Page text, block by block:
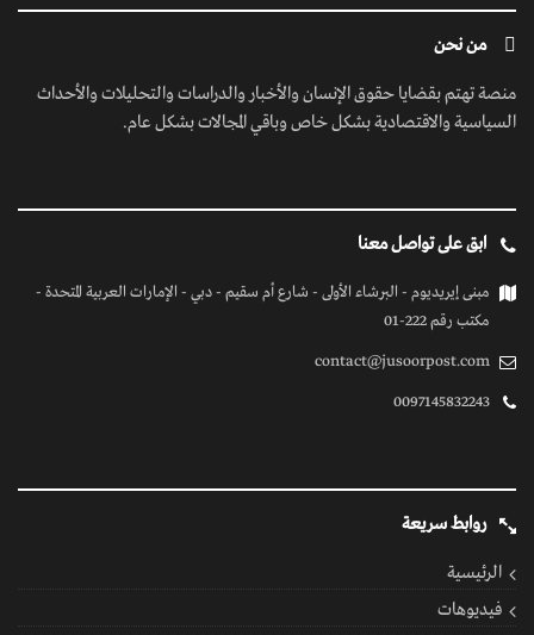
من نحن
منصة تهتم بقضايا حقوق الإنسان والأخبار والدراسات والتحليلات والأحداث
السياسية والاقتصادية بشكل خاص وباقي المجالات بشكل عام.
ابق على تواصل معنا
مبنى إيريديوم - البرشاء الأولى - شارع أم سقيم - دبي - الإمارات العربية المتحدة -
مكتب رقم 222-01
contact@jusoorpost.com
0097145832243
روابط سريعة
الرئيسية
فيديوهات